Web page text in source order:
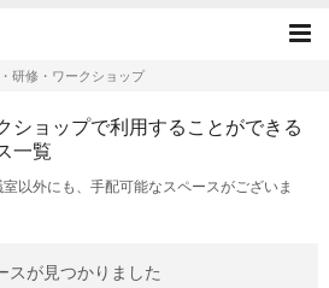
・ワークショップの目的で
研修・ワークショップ
ショップで利用することができる
一覧
以外にも、手配可能なスペースがございま
スが見つかりました